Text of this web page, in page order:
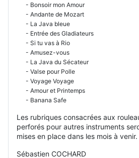
- Bonsoir mon Amour
- Andante de Mozart
- La Java bleue
- Entrée des Gladiateurs
- Si tu vas à Rio
- Amusez-vous
- La Java du Sécateur
- Valse pour Polle
- Voyage Voyage
- Amour et Printemps
- Banana Safe
Les rubriques consacrées aux
perforés pour autres instruments
mises en place dans les mois à venir.
Sébastien COCHARD